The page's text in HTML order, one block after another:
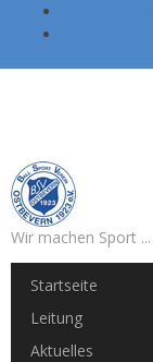
Wir machen Sport ...
Startseite
Leitung
Aktuelles